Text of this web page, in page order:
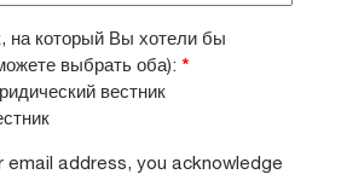
на который Вы хотели бы
выбрать оба): *
вестник
email address, you acknowledge